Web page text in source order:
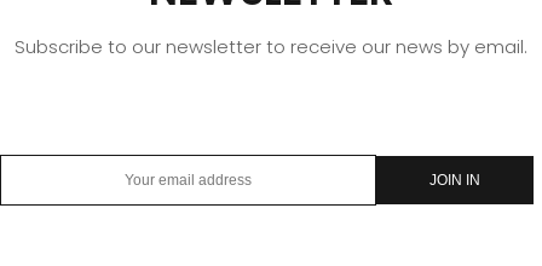
Subscribe to our newsletter to receive our news by email.